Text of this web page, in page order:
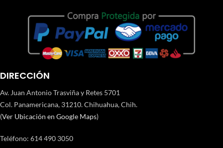
DIRECCIÓN
Av. Juan Antonio Trasviña y Retes 5701
Col. Panamericana, 31210. Chihuahua, Chih.
(Ver Ubicación en Google Maps)
Teléfono: 614 490 3050